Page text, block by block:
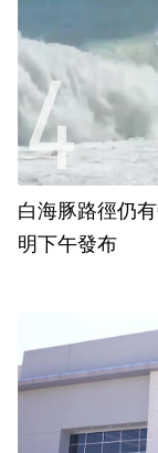
白海豚路徑仍
明下午發布